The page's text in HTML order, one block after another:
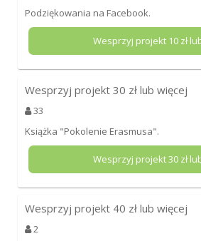
Podziękowania na Facebook.
Wesprzyj projekt 10 zł
Wesprzyj projekt 30 zł lub więcej
33
Książka "Pokolenie Erasmusa".
Wesprzyj projekt30 zł
Wesprzyj projekt 40 zł lub więcej
2